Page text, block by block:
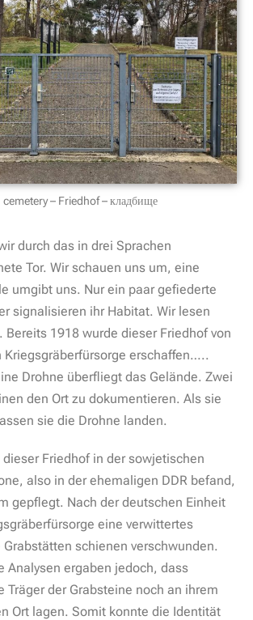
Friedhof in der sowjetischen
also in der ehemaligen DDR befand,
gepflegt. Nach der deutschen Einheit
eine verwittertes
schienen verschwunden.
Analysen ergaben jedoch, dass
Träger der Grabsteine noch an ihrem
Ort lagen. Somit konnte die Identität
206 Verstorbenen zweifelsfrei
helle Grabsteine reihen sich nun zu
mitten im Wald. Ein paar